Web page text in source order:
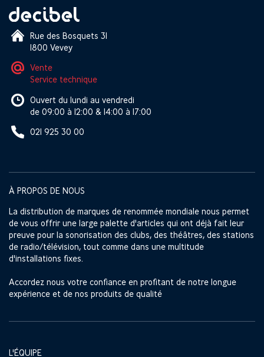
Rue des Bosquets 31
1800 Vevey
Vente
Service technique
Ouvert du lundi au vendredi
de 09:00 à 12:00 & 14:00 à 17:00
021 925 30 00
À PROPOS DE NOUS
La distribution de marques de renommée mondiale nous permet
de vous offrir une large palette d'articles qui ont déjà fait leur
preuve pour la sonorisation des clubs, des théâtres, des stations
de radio/télévision, tout comme dans une multitude
d'installations fixes.
Accordez nous votre confiance en profitant de notre longue
expérience et de nos produits de qualité
L'ÉQUIPE